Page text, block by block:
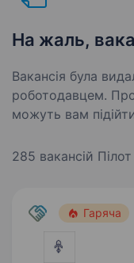
На жаль,
Вакансія була
роботодавцем.
можуть вам
285 вакансій Пілот
Гаряча